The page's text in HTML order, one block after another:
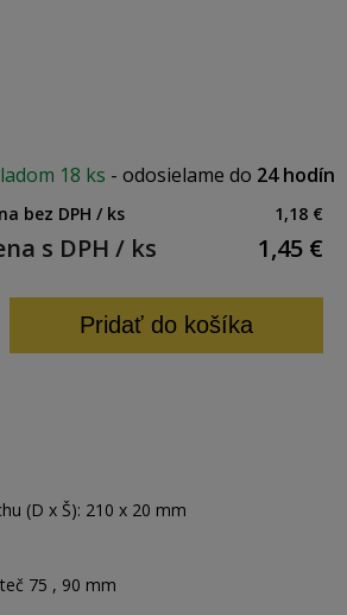
18 ks - odosielame do 24 hodín
bez DPH / ks 1,18 €
s DPH / ks 1,45 €
Pridať do košíka
(D x Š): 210 x 20 mm
75 , 90 mm